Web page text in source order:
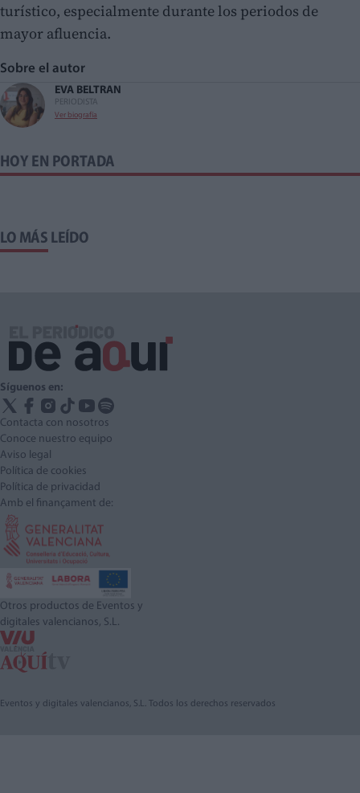
turístico, especialmente durante los periodos de
mayor afluencia.
Sobre el autor
EVA BELTRAN
PERIODISTA
Ver biografía
HOY EN PORTADA
LO MÁS LEÍDO
Síguenos en:
Contacta con nosotros
Conoce nuestro equipo
Aviso legal
Política de cookies
Política de privacidad
Amb el finançament de:
Otros productos de Eventos y
digitales valencianos, S.L.
Eventos y digitales valencianos, S.L. Todos los derechos reservados